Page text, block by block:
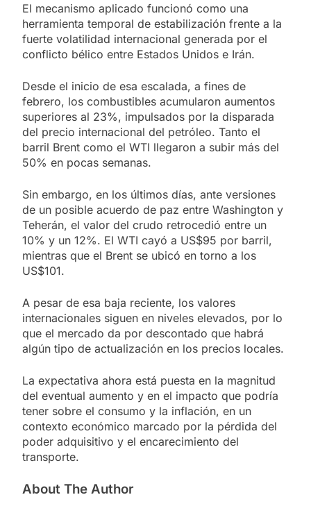
El mecanismo aplicado funcionó como una
herramienta temporal de estabilización frente a la
fuerte volatilidad internacional generada por el
conflicto bélico entre Estados Unidos e Irán.
Desde el inicio de esa escalada, a fines de
febrero, los combustibles acumularon aumentos
superiores al 23%, impulsados por la disparada
del precio internacional del petróleo. Tanto el
barril Brent como el WTI llegaron a subir más del
50% en pocas semanas.
Sin embargo, en los últimos días, ante versiones
de un posible acuerdo de paz entre Washington y
Teherán, el valor del crudo retrocedió entre un
10% y un 12%. El WTI cayó a US$95 por barril,
mientras que el Brent se ubicó en torno a los
US$101.
A pesar de esa baja reciente, los valores
internacionales siguen en niveles elevados, por lo
que el mercado da por descontado que habrá
algún tipo de actualización en los precios locales.
La expectativa ahora está puesta en la magnitud
del eventual aumento y en el impacto que podría
tener sobre el consumo y la inflación, en un
contexto económico marcado por la pérdida del
poder adquisitivo y el encarecimiento del
transporte.
About The Author